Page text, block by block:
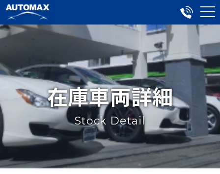
在庫車両詳細
Stock Detail